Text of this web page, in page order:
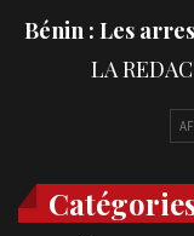
Bénin : Les